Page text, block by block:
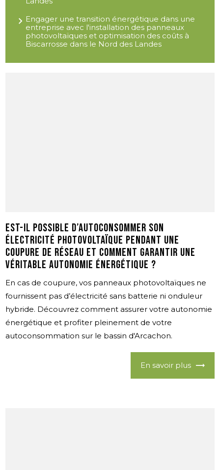
Engager une transition énergétique dans une
entreprise avec l'installation des panneaux
photovoltaïques et optimisation des coûts à
Biscarrosse dans le Nord des Landes
Est-il possible d’autoconsommer son
électricité photovoltaïque pendant une
coupure de réseau et comment garantir une
véritable autonomie énergétique ?
En cas de coupure, vos panneaux photovoltaïques ne
fournissent pas d’électricité sans batterie ni onduleur
hybride. Découvrez comment assurer votre autonomie
énergétique et profiter pleinement de votre
autoconsommation sur le bassin d'Arcachon.
En savoir plus